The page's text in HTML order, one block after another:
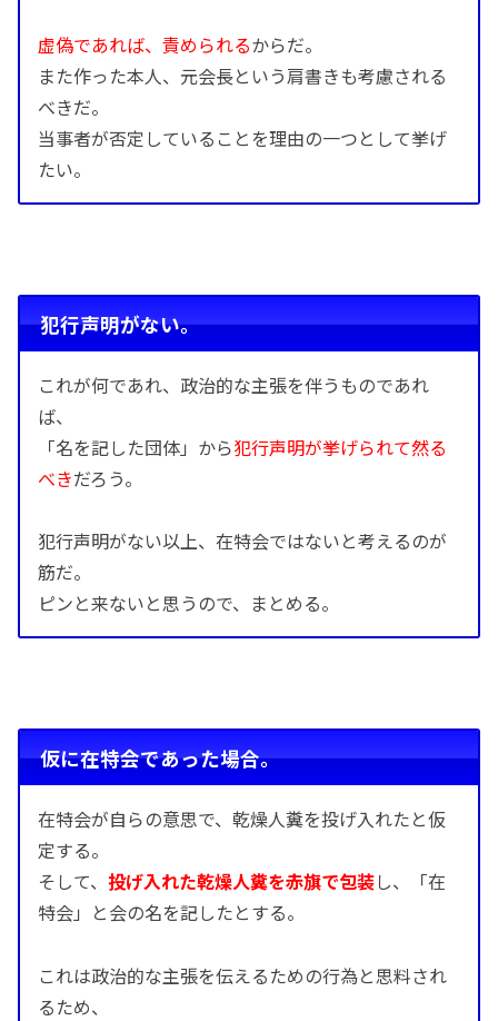
虚偽であれば、責められるからだ。
また作った本人、元会長という肩書きも考慮される
べきだ。
当事者が否定していることを理由の一つとして挙げ
たい。
犯行声明がない。
これが何であれ、政治的な主張を伴うものであれ
ば、
「名を記した団体」から犯行声明が挙げられて然る
べきだろう。
犯行声明がない以上、在特会ではないと考えるのが
筋だ。
ピンと来ないと思うので、まとめる。
仮に在特会であった場合。
在特会が自らの意思で、乾燥人糞を投げ入れたと仮
定する。
そして、 投げ入れた乾燥人糞を赤旗で包装し、「在
特会」と会の名を記したとする。
これは政治的な主張を伝えるための行為と思料され
るため、